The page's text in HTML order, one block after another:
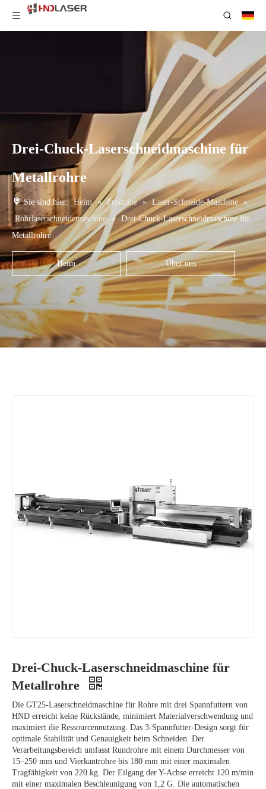
Drei-Chuck-Laserschneidmaschine für
Metallrohre
Sie sind hier: Heim » Produkte » Laser-Schneide-Maschine »
Rohrlaserschneidemaschine
» Drei-Chuck-Laserschneidmaschine für
Metallrohre
Heim Über uns
Drei-Chuck-Laserschneidmaschine für
Metallrohre
Die GT25-Laserschneidmaschine für Rohre mit drei Spannfuttern von
HND erreicht keine Rückstände, minimiert Materialverschwendung und
maximiert die Ressourcennutzung. Das 3-Spannfutter-Design sorgt für
optimale Stabilität und Genauigkeit beim Schneiden. Der
Verarbeitungsbereich umfasst Rundrohre mit einem Durchmesser von
15–250 mm und Vierkantrohre bis 180 mm mit einer maximalen
Tragfähigkeit von 220 kg. Der Eilgang der Y-Achse erreicht 120 m/min
mit einer maximalen Beschleunigung von 1,2 G. Die automatischen